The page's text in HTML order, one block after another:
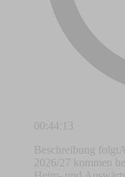
00:44:13
Beschreibung
2026/27 kommen